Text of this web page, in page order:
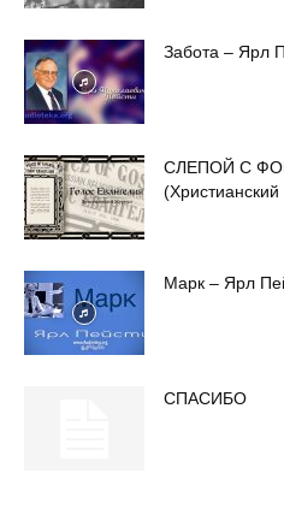
Забота – Ярл
СЛЕПОЙ С
Марк – Ярл
СПАСИБО